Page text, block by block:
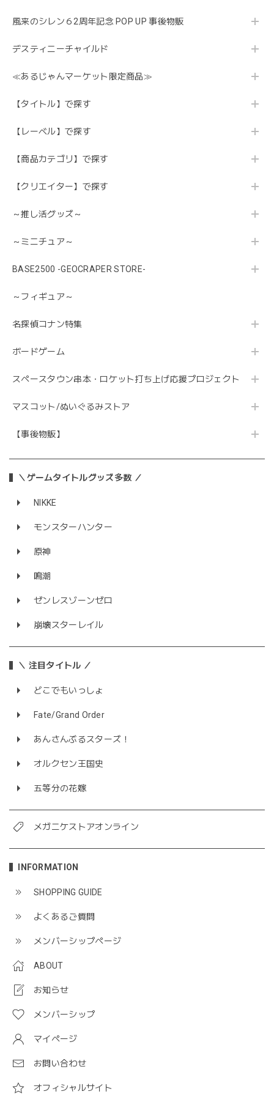
風来のシレン６2周年記念 POP UP 事後物販
デスティニーチャイルド
≪あるじゃんマーケット限定商品≫
【タイトル】で探す
【レーベル】で探す
【商品カテゴリ】で探す
【クリエイター】で探す
～推し活グッズ～
～ミニチュア～
BASE2500 -GEOCRAPER STORE-
～フィギュア～
名探偵コナン特集
ボードゲーム
スペースタウン串本・ロケット打ち上げ応援プロジェクト
マスコット/ぬいぐるみストア
【事後物販】
＼ゲームタイトルグッズ多数 ／
NIKKE
モンスターハンター
原神
鳴潮
ゼンレスゾーンゼロ
崩壊スターレイル
＼ 注目タイトル ／
どこでもいっしょ
Fate/Grand Order
あんさんぶるスターズ！
オルクセン王国史
五等分の花嫁
メガニケストアオンライン
INFORMATION
SHOPPING GUIDE
よくあるご質問
メンバーシップページ
ABOUT
お知らせ
メンバーシップ
マイページ
お問い合わせ
オフィシャルサイト